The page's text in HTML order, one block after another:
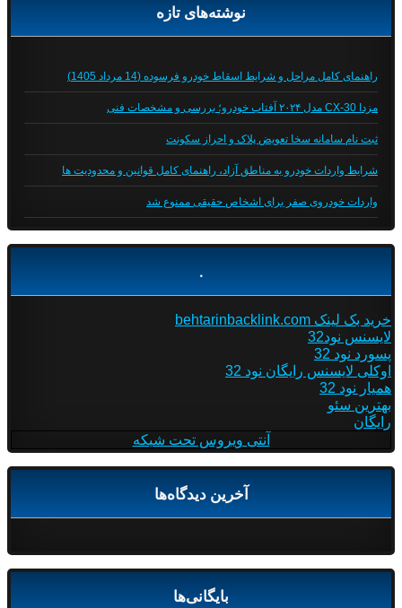
نوشته‌های تازه
راهنمای کامل مراحل و شرایط اسقاط خودرو فرسوده (14 مرداد 1405)
مزدا CX-30 مدل ۲۰۲۴ آفتاب خودرو؛ بررسی و مشخصات فنی
ثبت نام سامانه سخا تعویض پلاک و احراز سکونت
شرایط واردات خودرو به مناطق آزاد، راهنمای کامل قوانین و محدودیت ها
واردات خودروی صفر برای اشخاص حقیقی ممنوع شد
.
خرید بک لینک behtarinbacklink.com
لایسنس نود32
پسورد نود 32
اوکلی لایسنس رایگان نود 32
همیار نود 32
بهترین سئو
رایگان
آنتی ویروس تحت شبکه
آخرین دیدگاه‌ها
بایگانی‌ها